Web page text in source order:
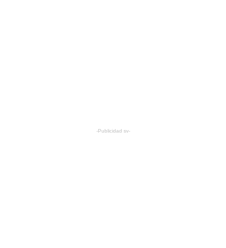
-Publicidad sv-